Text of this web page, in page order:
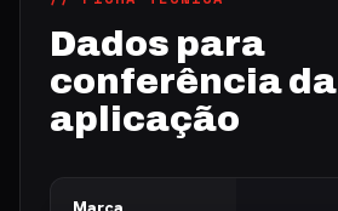
Dados para
conferência da
aplicação